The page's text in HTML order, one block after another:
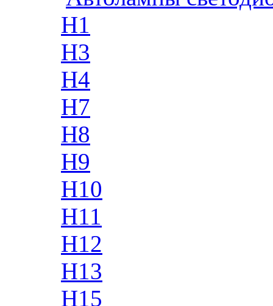
H1
H3
H4
H7
H8
H9
H10
H11
H12
H13
H15